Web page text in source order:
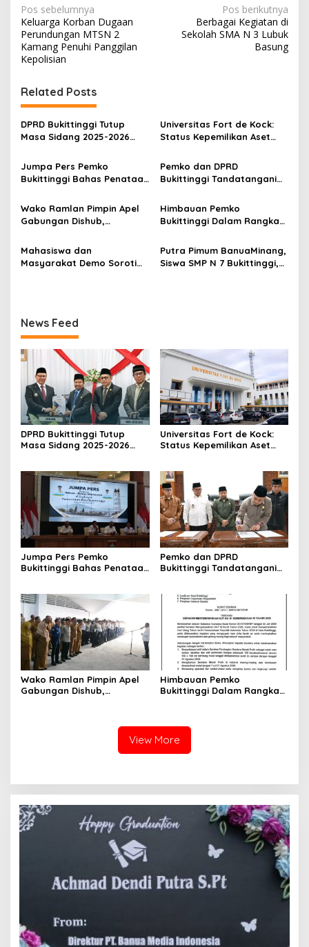
N
a
v
i
g
a
s
i
p
o
s
Pos sebelumnya
Keluarga Korban Dugaan
Perundungan MTSN 2
Kamang Penuhi Panggilan
Kepolisian
Pos berikutnya
Berbagai Kegiatan di
Sekolah SMA N 3 Lubuk
Basung
Related Posts
DPRD Bukittinggi Tutup
Masa Sidang 2025-2026
2026-2027, Wako Ramlan
Beri Apresiasi
Universitas Fort de Kock:
Status Kepemilikan Aset
Milik Yayasan Berdasarkan
Putusan Mahkamah Agung
Nomor 2108/K/Pdt/2022
Jumpa Pers Pemko
Bukittinggi Bahas Penataan
Kampus UFDK
Pemko dan DPRD
Bukittinggi Tandatangani
Perubahan KUA-PPAS APBD
2026
Wako Ramlan Pimpin Apel
Gabungan Dishub,
Persiapan Angkutan Gratis
Pelajar
Himbauan Pemko
Bukittinggi Dalam Rangka
Tahun ke-81 Kemerdekaan
Republik Indonesia
Mahasiswa dan
Masyarakat Demo Soroti
Massa Aksi
Putra Pimum BanuaMinang,
Siswa SMP N 7 Bukittinggi,
News Feed
DPRD Bukittinggi Tutup
Masa Sidang 2025-2026
Beri Apresiasi
Universitas Fort de Kock:
Status Kepemilikan Aset
Putusan Mahkamah Agung
Nomor 2108/K/Pdt/2022
Jumpa Pers Pemko
Bukittinggi Bahas Penataan
Pemko dan DPRD
Bukittinggi Tandatangani
2026
Wako Ramlan Pimpin Apel
Gabungan Dishub,
Himbauan Pemko
Bukittinggi Dalam Rangka
View More